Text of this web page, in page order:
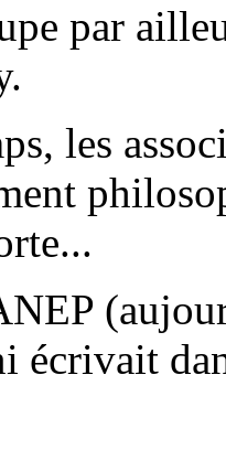
par
les
écrivait